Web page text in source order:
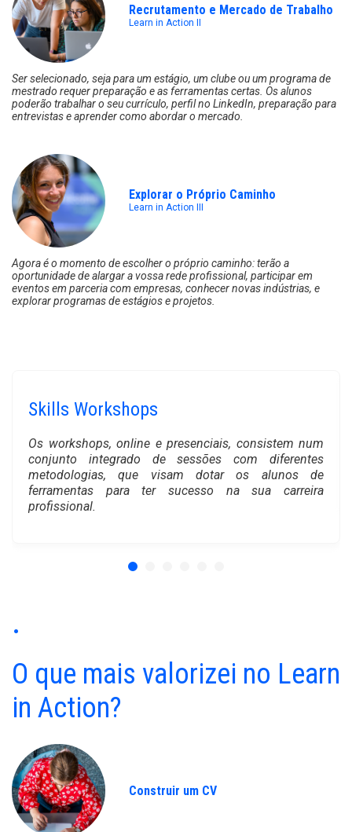
Recrutamento e Mercado de Trabalho
Learn in Action II
Ser selecionado, seja para um estágio, um clube ou um programa de
mestrado requer preparação e as ferramentas certas. Os alunos
poderão trabalhar o seu currículo, perfil no LinkedIn, preparação para
entrevistas e aprender como abordar o mercado.
Explorar o Próprio Caminho
Learn in Action III
Agora é o momento de escolher o próprio caminho: terão a
oportunidade de alargar a vossa rede profissional, participar em
eventos em parceria com empresas, conhecer novas indústrias, e
explorar programas de estágios e projetos.
Skills Workshops
Os workshops, online e presenciais, consistem num
conjunto integrado de sessões com diferentes
metodologias, que visam dotar os alunos de
ferramentas para ter sucesso na sua carreira
profissional.
.
O que mais valorizei no Learn
in Action?
Construir um CV